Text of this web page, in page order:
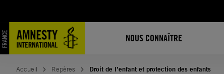
NOUS CONNAÎTRE
contenu
Accueil Repères Droit de l’enfant et protection des enfants